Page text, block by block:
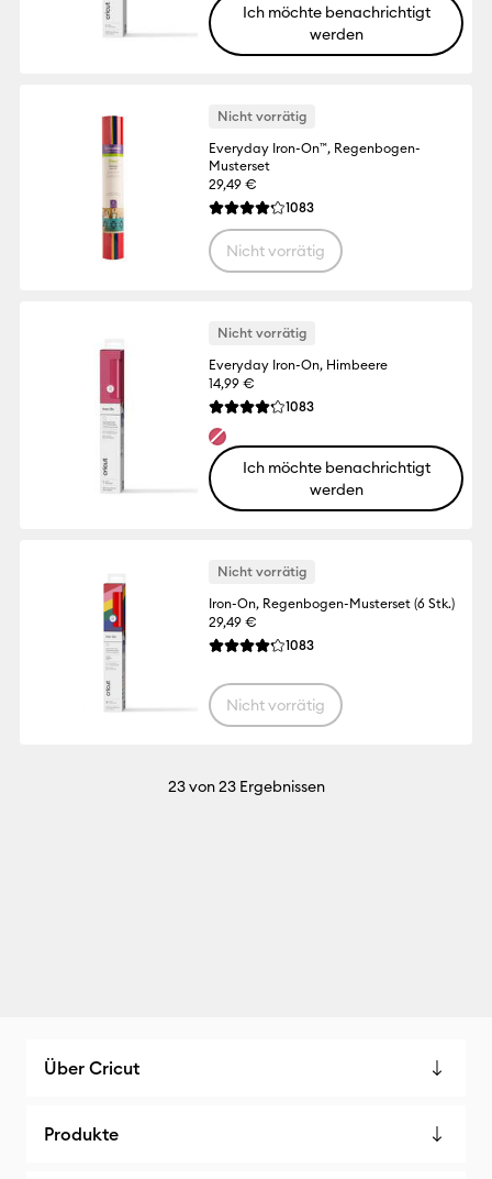
Ich möchte benachrichtigt
werden
Nicht vorrätig
Everyday Iron-On™, Regenbogen-
Musterset
29,49 €
Die durchschnittliche Bewertung für
1083Reviews
Nicht vorrätig
Nicht vorrätig
Everyday Iron-On, Himbeere
14,99 €
Die durchschnittliche Bewertung für
1083Reviews
Ich möchte benachrichtigt
werden
Nicht vorrätig
Iron-On, Regenbogen-Musterset (6 Stk.)
29,49 €
Die durchschnittliche Bewertung für
1083Reviews
Nicht vorrätig
23von 23 Ergebnissen
Über Cricut
Produkte